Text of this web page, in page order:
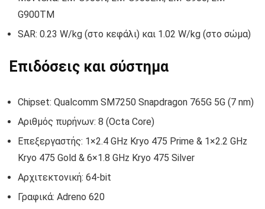
G900TM
SAR: 0.23 W/kg (στο κεφάλι) και 1.02 W/kg (στο σώμα)
Επιδόσεις και σύστημα
Chipset: Qualcomm SM7250 Snapdragon 765G 5G (7 nm)
Αριθμός πυρήνων: 8 (Octa Core)
Επεξεργαστής: 1×2.4 GHz Kryo 475 Prime & 1×2.2 GHz
Kryo 475 Gold & 6×1.8 GHz Kryo 475 Silver
Αρχιτεκτονική: 64-bit
Γραφικά: Adreno 620